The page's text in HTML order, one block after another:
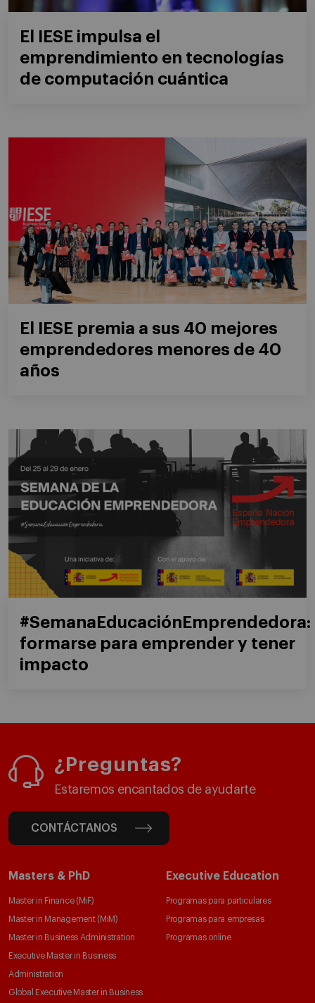
El IESE impulsa el
emprendimiento en tecnologías
de computación cuántica
El IESE premia a sus 40 mejores
emprendedores menores de 40
años
#SemanaEducaciónEmprendedora:
formarse para emprender y tener
impacto
¿Preguntas?
Estaremos encantados de ayudarte
CONTÁCTANOS
Masters & PhD
Master in Finance (MiF)
Master in Management (MiM)
Master in Business Administration
Executive Master in Business
Administration
Global Executive Master in Business
Executive Education
Programas para particulares
Programas para empresas
Programas online